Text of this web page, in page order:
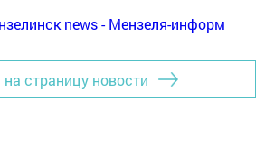
news - Мензеля-информ
на страницу новости